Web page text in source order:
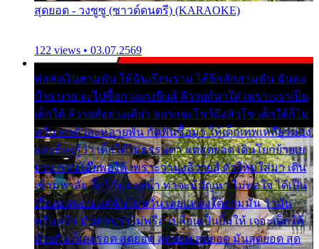
สุดยอด - วงซูซู (ซาวด์ดนตรี) (KARAOKE)
122 views • 03.07.2569
พ่อส่งเงินสามพัน ให้ฉันเรียนราม ได้อีกสักสามพัน ฉันคง
บ๊าย บาย จะไปซื้อกางเกงยีนส์ ลีวายส์มาใส่ เพราะเราเป็น
เด็กใต้ ลีวายส์อย่างเดียว อยากจะโชว์ถึงหิวโซ เด็กใต้ก็ไม่
หวั่น ตกตัวละหลายพัน กัดฟันซื้อมา ให้เด็กเทพเหลียวมอง
และต้องรู้ว่า เด็กใต้ไม่ธรรมดา แต่สุดยอด เดินโยกย้ายเย
ยวน กวนโอ๊ยพอได้ เพราะว่านุ่งลีวายส์ ตัวใหม่ใส่มา เดิน
เข้ามหาลัย จิ๊กโก๊มองหน้า ท่าจะมีปัญหา ไม่พอใจ ได้เป็น
เรื่องแน่นอน แต่ฉันไม่หวั่น เลยแหลงใต้ถามมัน ว่ามัน
พรั่นพรือ มันตอบว่าไม่พรื่อ เปลี่ยนเป็นยิ้มให้ เจอะเด็กใต้
ด้วยกัน ก็เลยรอด สุดยอด สุดยอด สุดยอด มันสุดยอด สุด